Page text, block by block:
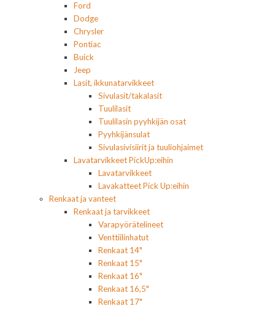
Ford
Dodge
Chrysler
Pontiac
Buick
Jeep
Lasit, ikkunatarvikkeet
Sivulasit/takalasit
Tuulilasit
Tuulilasin pyyhkijän osat
Pyyhkijänsulat
Sivulasivisiirit ja tuuliohjaimet
Lavatarvikkeet PickUp:eihin
Lavatarvikkeet
Lavakatteet Pick Up:eihin
Renkaat ja vanteet
Renkaat ja tarvikkeet
Varapyörätelineet
Venttiilinhatut
Renkaat 14"
Renkaat 15"
Renkaat 16"
Renkaat 16,5"
Renkaat 17"